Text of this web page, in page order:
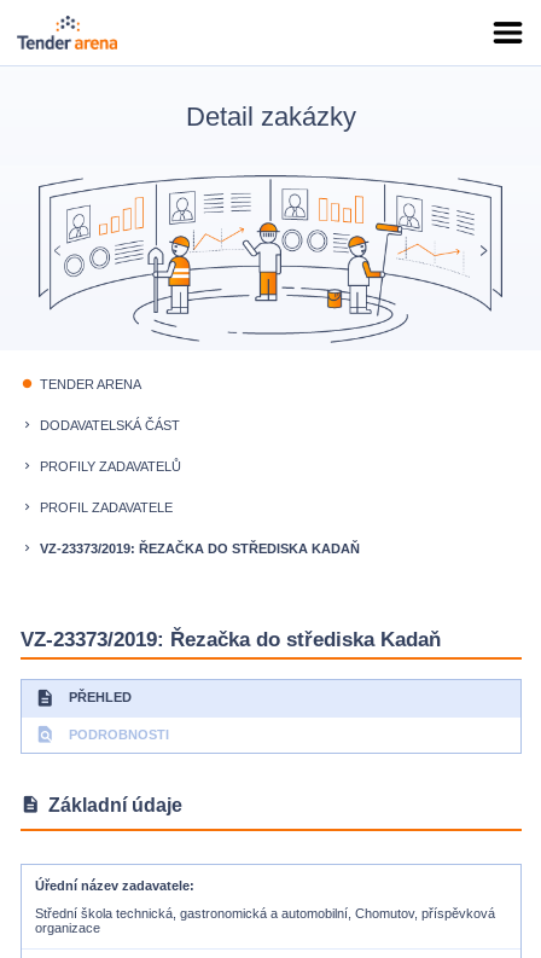
Detail zakázky
fiber_manual_record TENDER ARENA
keyboard_arrow_right DODAVATELSKÁ ČÁST
keyboard_arrow_right PROFILY ZADAVATELŮ
keyboard_arrow_right PROFIL ZADAVATELE
keyboard_arrow_right VZ-23373/2019: ŘEZAČKA DO STŘEDISKA KADAŇ
VZ-23373/2019: Řezačka do střediska Kadaň
description PŘEHLED
find_in_page PODROBNOSTI
description Základní údaje
Úřední název zadavatele
Střední škola technická, gastronomická a automobilní, Chomutov, příspěvková
organizace